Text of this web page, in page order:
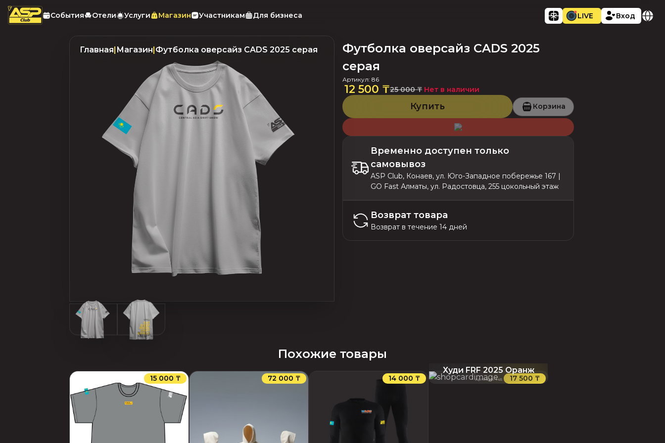
События Отели Услуги Магазин Участникам Для бизнеса LIVE Вход
Главная| Магазин|Футболка оверсайз CADS 2025 серая
Футболка оверсайз CADS 2025
серая
Артикул: 86
12 500 ₸25 000 ₸ Нет в наличии
Купить Корзина
Временно доступен только
самовывоз
ASP Club, Конаев, ул. Юго-Западное побережье 167 |
GO Fast Алматы, ул. Радостовца, 255 цокольный этаж
Возврат товара
Возврат в течение 14 дней
Похожие товары
15 000 ₸ 72 000 ₸ 14 000 ₸ 17 500 ₸
Худи FRF 2025 Оранж
Артикул:145